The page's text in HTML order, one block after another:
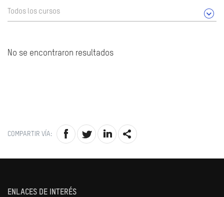
Todos los cursos
No se encontraron resultados
COMPARTIR VÍA:
ENLACES DE INTERÉS